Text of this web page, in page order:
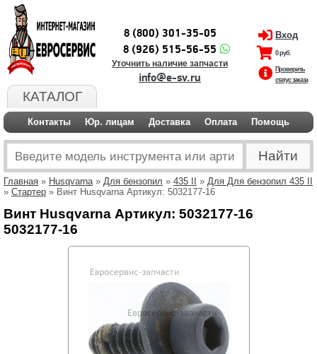
КАТАЛОГ
8 (800) 301-35-05
8 (926) 515-56-55
Уточнить наличие запчасти
info@e-sv.ru
Вход
0 руб.
Проверить
статус заказа
Контакты Юр. лицам Доставка Оплата Помощь
Главная » Husqvarna» Для бензопил » 435 II » Для Для бензопил 435 II
» Стартер » Винт Husqvarna Артикул: 5032177-16
Винт Husqvarna Артикул: 5032177-16
5032177-16